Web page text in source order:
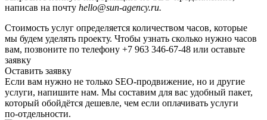
написав на почту hello@sun-agency.ru.
Стоимость услуг определяется количеством часов, которые
мы будем уделять проекту. Чтобы узнать сколько нужно часов
вам, позвоните по телефону +7 963 346-67-48 или оставьте
заявку
Оставить заявку
Если вам нужно не только SEO-продвижение, но и другие
услуги, напишите нам. Мы составим для вас удобный пакет,
который обойдётся дешевле, чем если оплачивать услуги
по‑отдельности.